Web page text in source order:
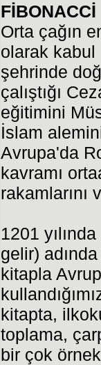
Orta çağın
olarak kabul
şehrinde
çalıştığı
eğitimini
İslam
Avrupa'da
kavramı
rakamlarını
1201
gelir)
kitapla
kitapta,
toplama,
bir çok